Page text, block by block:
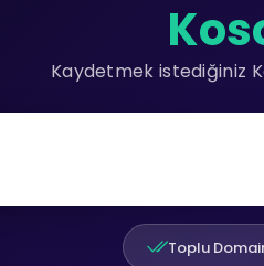
Kaydetmek istediğiniz
Toplu